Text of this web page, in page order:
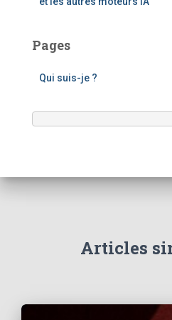
Pages
Qui suis-je ?
Articles